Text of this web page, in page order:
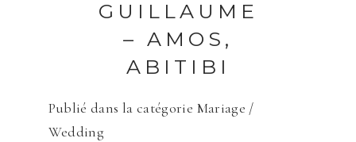
Save my name, email, and website in
this browser for the next time I
ENVOYER
GUILLAUME
– AMOS,
ABITIBI
Publié dans la catégorie Mariage /
Wedding